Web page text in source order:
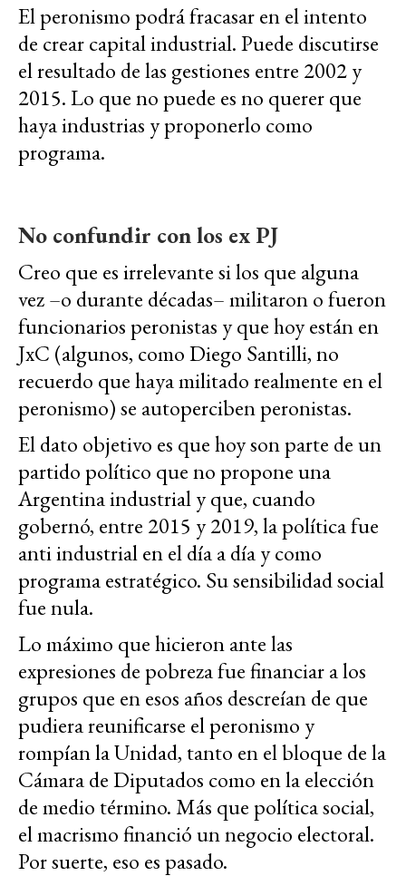
El peronismo podrá fracasar en el intento
de crear capital industrial. Puede discutirse
el resultado de las gestiones entre 2002 y
2015. Lo que no puede es no querer que
haya industrias y proponerlo como
programa.
No confundir con los ex PJ
Creo que es irrelevante si los que alguna
vez –o durante décadas– militaron o fueron
funcionarios peronistas y que hoy están en
JxC (algunos, como Diego Santilli, no
recuerdo que haya militado realmente en el
peronismo) se autoperciben peronistas.
El dato objetivo es que hoy son parte de un
partido político que no propone una
Argentina industrial y que, cuando
gobernó, entre 2015 y 2019, la política fue
anti industrial en el día a día y como
programa estratégico. Su sensibilidad social
fue nula.
Lo máximo que hicieron ante las
expresiones de pobreza fue financiar a los
grupos que en esos años descreían de que
pudiera reunificarse el peronismo y
rompían la Unidad, tanto en el bloque de la
Cámara de Diputados como en la elección
de medio término. Más que política social,
el macrismo financió un negocio electoral.
Por suerte, eso es pasado.